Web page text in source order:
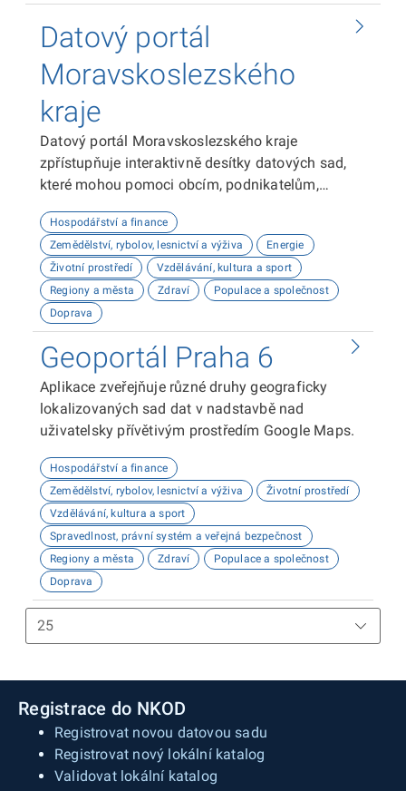
Datový portál
Moravskoslezského
kraje
Datový portál Moravskoslezského kraje
zpřístupňuje interaktivně desítky datových sad,
které mohou pomoci obcím, podnikatelům,
plánovat, inovovat a poznávat náš kraj. Uživatelé
zde najdou informace o demografii, dopravě,
školství, životním prostředí, kultuře nebo třeba
potenciálu pro fotovoltaiku.
Hospodářství a finance
Zemědělství, rybolov, lesnictví a výživa
Energie
Životní prostředí
Vzdělávání, kultura a sport
Regiony a města
Zdraví
Populace a společnost
Doprava
Geoportál Praha 6
Aplikace zveřejňuje různé druhy geograficky
lokalizovaných sad dat v nadstavbě nad
uživatelsky přívětivým prostředím Google Maps.
Hospodářství a finance
Zemědělství, rybolov, lesnictví a výživa
Životní prostředí
Vzdělávání, kultura a sport
Spravedlnost, právní systém a veřejná bezpečnost
Regiony a města
Zdraví
Populace a společnost
Doprava
Registrace do NKOD
Registrovat novou datovou sadu
Registrovat nový lokální katalog
Validovat lokální katalog